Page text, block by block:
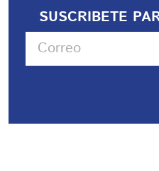
SUSCRIBETE